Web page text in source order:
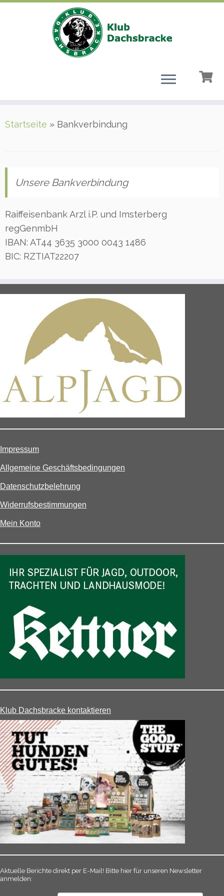
Inhalt
Startseite » Bankverbindung
Unsere Bankverbindung
Raiffeisenbank Arzl i.P. und Imsterberg
regGenmbH
IBAN: AT44 3635 3000 0043 1486
BIC: RZTIAT22207
Impressum
Allgemeine Geschäftsbedingungen
Datenschutzbelehrung
Widerrufsbestimmungen
Mein Konto
Klub Dachsbracke kontaktieren
Aktuelle Berichte direkt per E-Mail! Bitte hier für unseren Newsletter
anmelden: